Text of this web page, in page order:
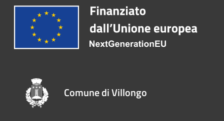
Comune di Villongo